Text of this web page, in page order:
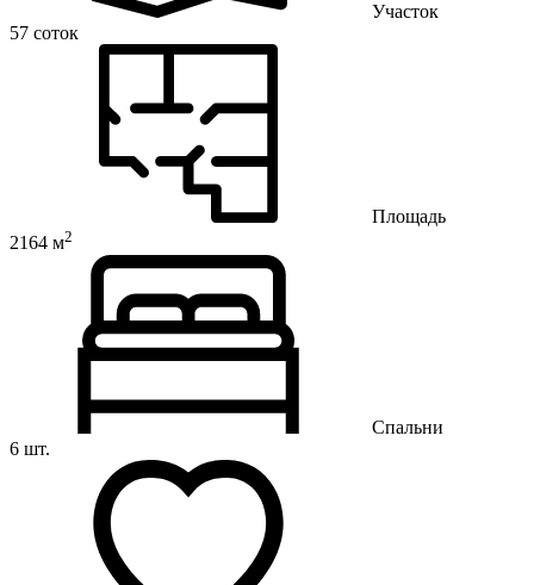
Участок
57 соток
Площадь
2164 м2
Спальни
6 шт.